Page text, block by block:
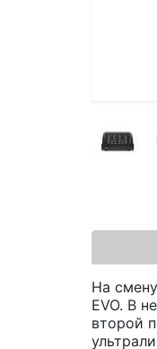
На
EVO. В
второй